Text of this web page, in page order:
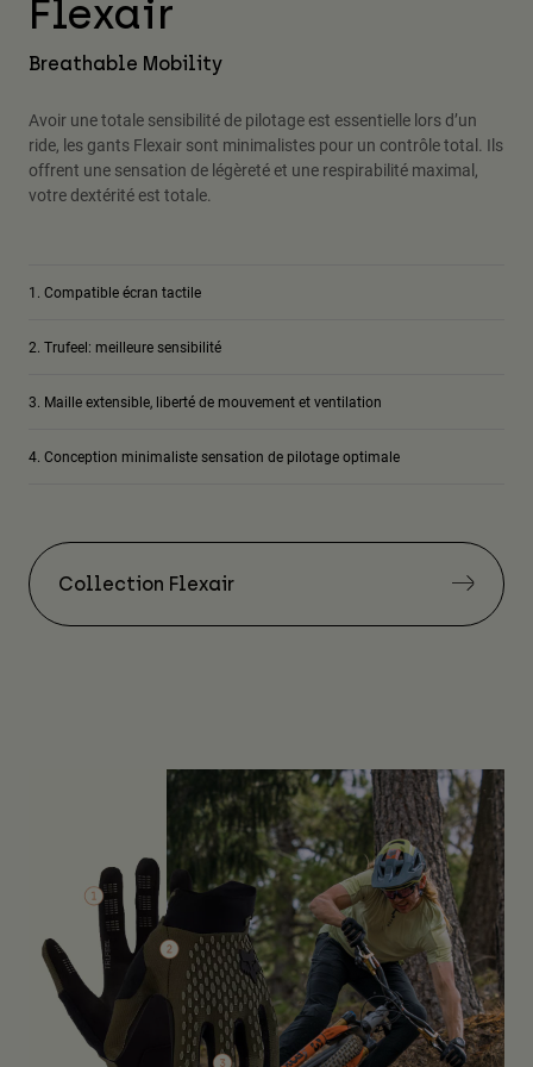
Accessoires
Tous les accessoires
Chapeaux et Casquettes
Voir tout
Flexair
Breathable Mobility
Avoir une totale sensibilité de pilotage est essentielle lors d’un
ride, les gants Flexair sont minimalistes pour un contrôle total. Ils
offrent une sensation de légèreté et une respirabilité maximal,
votre dextérité est totale.
Compatible écran tactile
Trufeel: meilleure sensibilité
Maille extensible, liberté de mouvement et ventilation
Conception minimaliste sensation de pilotage optimale
Collection Flexair